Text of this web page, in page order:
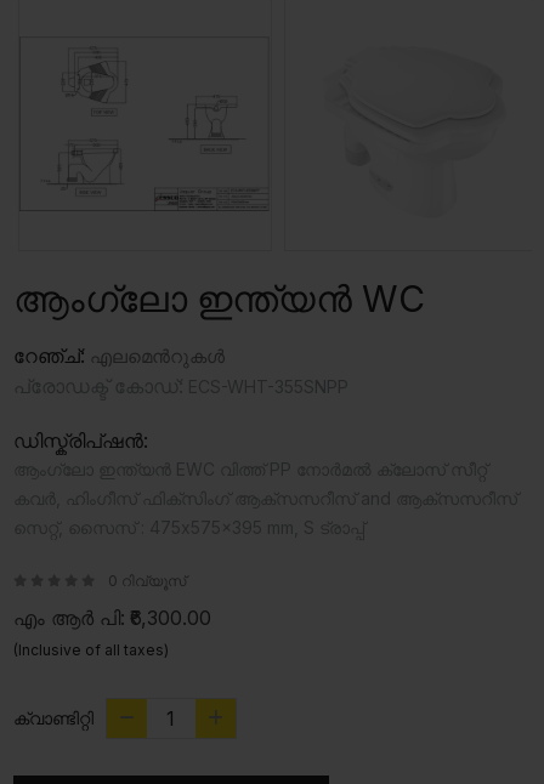
ആംഗ്ലോ ഇന്ത്യൻ WC
റേഞ്ച്: എലമെന്‍റുകൾ
ഡിസ്ക്രിപ്ഷൻ:
0 റിവ്യൂസ്
എം ആർ പി: ₹6,300.00
(Inclusive of all taxes)
ക്വാണ്ടിറ്റി